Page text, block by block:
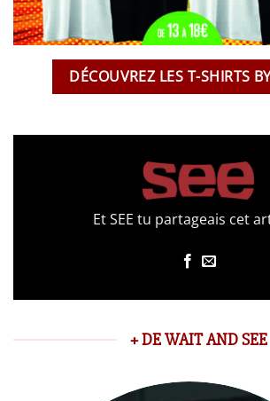
DÉCOUVREZ LES T-SHIRTS
Et SEE tu partageais cet
+ DE WAIT AND SEE